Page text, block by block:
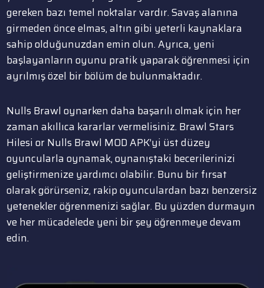
gereken bazı temel noktalar vardır. Savaş alanına
girmeden önce elmas, altın gibi yeterli kaynaklara
sahip olduğunuzdan emin olun. Ayrıca, yeni
başlayanların oyunu pratik yaparak öğrenmesi için
ayrılmış özel bir bölüm de bulunmaktadır.
Nulls Brawl oynarken daha başarılı olmak için her
zaman akıllıca kararlar vermelisiniz. Brawl Stars
Hilesi or Nulls Brawl MOD APK’yi üst düzey
oyuncularla oynamak, oynanıştaki becerilerinizi
geliştirmenize yardımcı olabilir. Bunu bir fırsat
olarak görürseniz, rakip oyunculardan bazı benzersiz
yetenekler öğrenmenizi sağlar. Bu yüzden durmayın
ve her mücadelede yeni bir şey öğrenmeye devam
edin.